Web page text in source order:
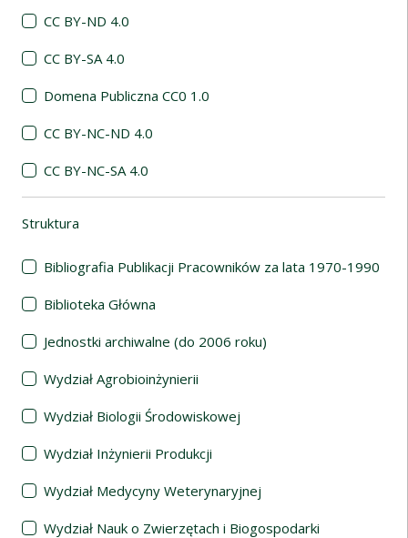
CC BY-ND 4.0
CC BY-SA 4.0
Domena Publiczna CC0 1.0
CC BY-NC-ND 4.0
CC BY-NC-SA 4.0
Struktura
Bibliografia Publikacji Pracowników za lata 1970-1990
Biblioteka Główna
Jednostki archiwalne (do 2006 roku)
Wydział Agrobioinżynierii
Wydział Biologii Środowiskowej
Wydział Inżynierii Produkcji
Wydział Medycyny Weterynaryjnej
Wydział Nauk o Zwierzętach i Biogospodarki